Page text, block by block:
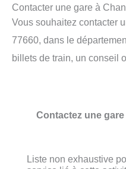
Contacter une gare à
Vous souhaitez contacter
77660, dans le
billets de train, un conseil
Contactez une
Liste non exhaustive